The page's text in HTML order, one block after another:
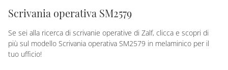
Scrivania operativa SM2579
Se sei alla ricerca di scrivanie operative di Zalf, clicca e scopri di
più sul modello Scrivania operativa SM2579 in melaminico per il
tuo ufficio!